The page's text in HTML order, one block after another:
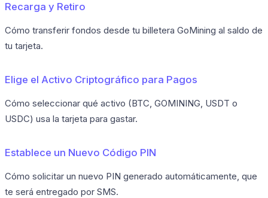
Recarga y Retiro
Cómo transferir fondos desde tu billetera GoMining al saldo de
tu tarjeta.
Elige el Activo Criptográfico para Pagos
Cómo seleccionar qué activo (BTC, GOMINING, USDT o
USDC) usa la tarjeta para gastar.
Establece un Nuevo Código PIN
Cómo solicitar un nuevo PIN generado automáticamente, que
te será entregado por SMS.